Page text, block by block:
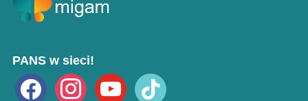
PANS w sieci!
facebook instagramyoutube tiktok